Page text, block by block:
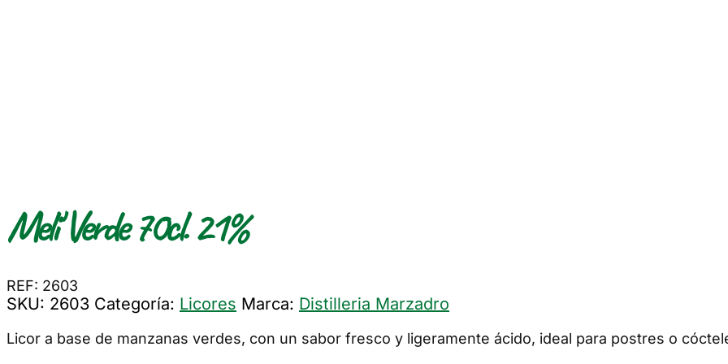
Meli' Verde 70cl. 21%
REF: 2603
SKU: 2603 Categoría: Licores Marca: Distilleria Marzadro
Licor a base de manzanas verdes, con un sabor fresco y ligeramente ácido, ideal para postres o